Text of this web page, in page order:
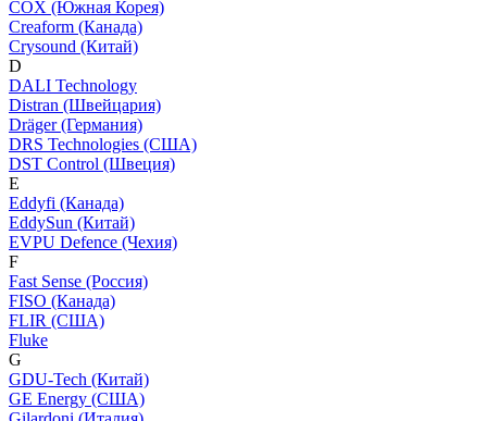
COX (Южная Корея)
Creaform (Канада)
Crysound (Китай)
D
DALI Technology
Distran (Швейцария)
Dräger (Германия)
DRS Technologies (США)
DST Control (Швеция)
E
Eddyfi (Канада)
EddySun (Китай)
EVPU Defence (Чехия)
F
Fast Sense (Россия)
FISO (Канада)
FLIR (США)
Fluke
G
GDU-Tech (Китай)
GE Energy (США)